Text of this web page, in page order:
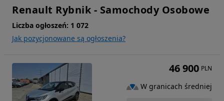
Renault Rybnik - Samochody Osobowe
Liczba ogłoszeń: 1 072
Jak pozycjonowane są ogłoszenia?
46 900 PLN
W granicach średniej